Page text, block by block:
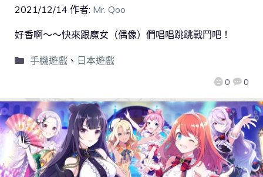
2021/12/14 作者: Mr. Qoo
0 0
好香啊～～快來跟魔女（偶像）們唱唱跳跳戰鬥吧！
手機遊戲、 日本遊戲